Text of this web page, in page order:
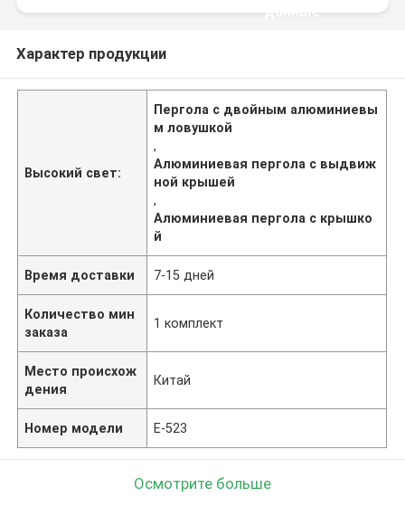
данные
Характер продукции
Высокий свет:
Пергола с двойным алюминиевы
м ловушкой
,
Алюминиевая пергола с выдвиж
ной крышей
,
Алюминиевая пергола с крышко
й
Время доставки 7-15 дней
Количество мин
заказа
1 комплект
Место происхож
дения
Китай
Номер модели Е-523
Осмотрите больше